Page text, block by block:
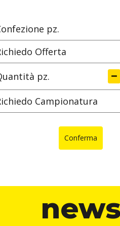
pz.
Offerta
pz.
Campionatura
Conferma